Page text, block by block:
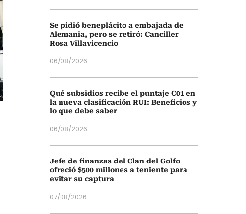
Se pidió beneplácito a embajada de
Alemania, pero se retiró: Canciller
Rosa Villavicencio
06/08/2026
Qué subsidios recibe el puntaje C01 en
la nueva clasificación RUI: Beneficios y
lo que debe saber
06/08/2026
Jefe de finanzas del Clan del Golfo
ofreció $500 millones a teniente para
evitar su captura
07/08/2026